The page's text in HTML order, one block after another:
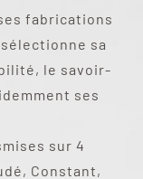
fabrications
sa
le savoir-
ses
sur 4
Constant,